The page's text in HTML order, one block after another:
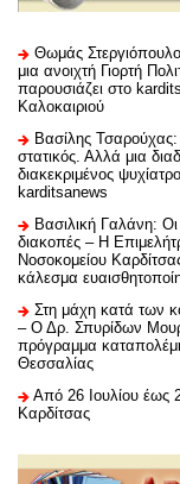
Θωμάς
μια ανοιχτή Γιορτή
παρουσιάζει στο
Καλοκαιριού
Βασίλης Τσαρούχας:
στατικός. Αλλά μια
διακεκριμένος
karditsanews
Βασιλική Γαλάνη:
διακοπές – Η
Νοσοκομείου
κάλεσμα
Στη μάχη κατά των
– Ο Δρ. Σπυρίδων
πρόγραμμα
Θεσσαλίας
Από 26 Ιουλίου έως
Καρδίτσας